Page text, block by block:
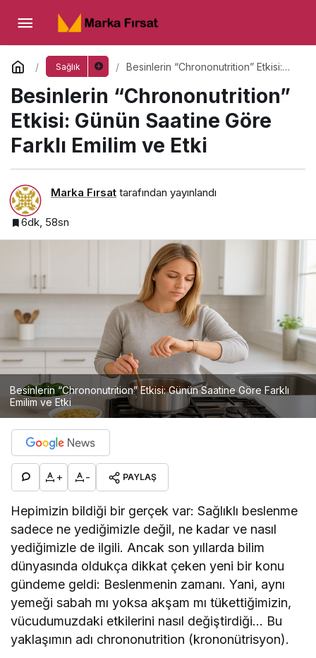
Sağlık
Besinlerin “Chrononutrition” Etkisi:
Etki
Besinlerin “Chrononutrition”
Etkisi: Günün Saatine Göre
Farklı Emilim ve Etki
Marka Fırsat tarafından yayınlandı
6dk, 58sn
Besinlerin “Chrononutrition” Etkisi: Günün Saatine Göre Farklı
Emilim ve Etki
+ - PAYLAŞ
Hepimizin bildiği bir gerçek var: Sağlıklı beslenme
sadece ne yediğimizle değil, ne kadar ve nasıl
yediğimizle de ilgili. Ancak son yıllarda bilim
dünyasında oldukça dikkat çeken yeni bir konu
gündeme geldi: Beslenmenin zamanı. Yani, aynı
yemeği sabah mı yoksa akşam mı tükettiğimizin,
vücudumuzdaki etkilerini nasıl değiştirdiği… Bu
yaklaşımın adı chrononutrition (krononütrisyon).
Besinlerin “Chrononutrition” Etkisi: Günün
Saatine Göre Farklı Emilim ve Etki
Yorum Yap